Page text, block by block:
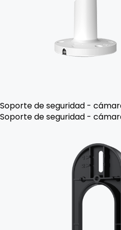
Soporte de seguridad -
Soporte de seguridad -